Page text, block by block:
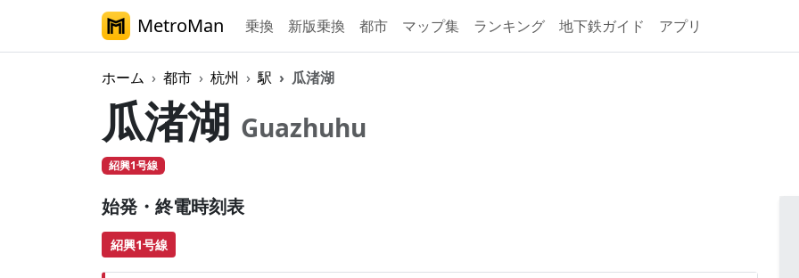
MetroMan 乗換 新版乗換 都市 マップ集 ランキング 地下鉄ガイド アプリ
ホーム 都市 杭州 駅 瓜渚湖
瓜渚湖 Guazhuhu
紹興1号線
始発・終電時刻表
紹興1号線